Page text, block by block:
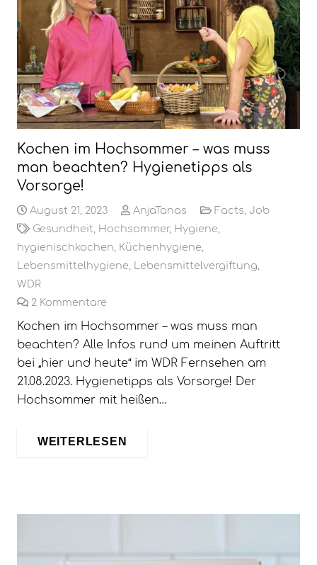
Kochen im Hochsommer – was muss
man beachten? Hygienetipps als
Vorsorge!
August 21, 2023 AnjaTanas Facts,Job
Gesundheit, Hochsommer, Hygiene,
hygienischkochen, Küchenhygiene,
Lebensmittelhygiene, Lebensmittelvergiftung,
WDR
2 Kommentare
Kochen im Hochsommer – was muss man
beachten? Alle Infos rund um meinen Auftritt
bei „hier und heute“ im WDR Fernsehen am
21.08.2023. Hygienetipps als Vorsorge! Der
Hochsommer mit heißen…
WEITERLESEN